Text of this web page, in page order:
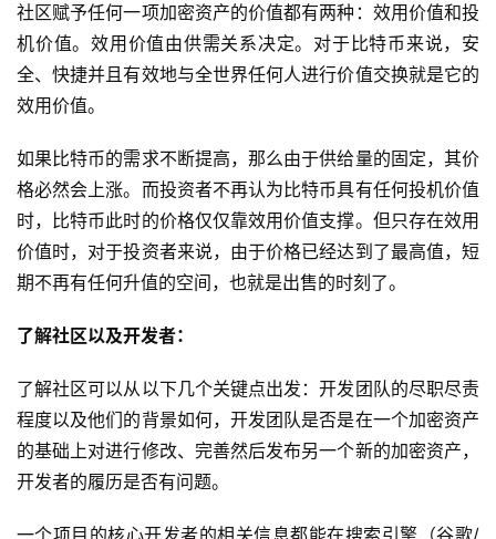
社区赋予任何一项加密资产的价值都有两种：效用价值和投
机价值。效用价值由供需关系决定。对于比特币来说，安
全、快捷并且有效地与全世界任何人进行价值交换就是它的
效用价值。
如果比特币的需求不断提高，那么由于供给量的固定，其价
格必然会上涨。而投资者不再认为比特币具有任何投机价值
时，比特币此时的价格仅仅靠效用价值支撑。但只存在效用
价值时，对于投资者来说，由于价格已经达到了最高值，短
期不再有任何升值的空间，也就是出售的时刻了。
了解社区以及开发者：
了解社区可以从以下几个关键点出发：开发团队的尽职尽责
程度以及他们的背景如何，开发团队是否是在一个加密资产
的基础上对进行修改、完善然后发布另一个新的加密资产，
开发者的履历是否有问题。